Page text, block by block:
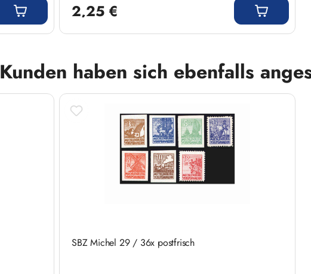
2,25 €
Kunden haben sich ebenfalls
SBZ Michel 29 / 36x postfrisch